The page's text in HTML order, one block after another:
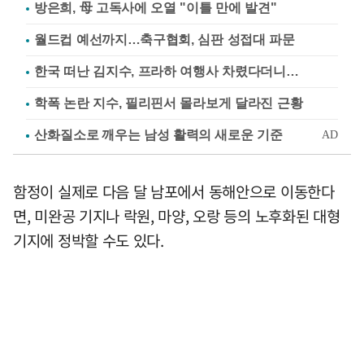
방은희, 母 고독사에 오열 "이틀 만에 발견"
월드컵 예선까지…축구협회, 심판 성접대 파문
한국 떠난 김지수, 프라하 여행사 차렸다더니…
학폭 논란 지수, 필리핀서 몰라보게 달라진 근황
함정이 실제로 다음 달 남포에서 동해안으로 이동한다
면, 미완공 기지나 락원, 마양, 오랑 등의 노후화된 대형
기지에 정박할 수도 있다.